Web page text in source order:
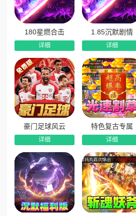
片等核心资源，日常发育全程不愁。
7、零氪开荒满配资源：主打零氪
领取海量开荒资源，散人轻松成型。
8、双线活动福利不停：线上、线
利不间断，全程满满回馈玩家。
180星燃合击
详细
1.85沉默剧情
详细
豪门足球风云
详细
特色复古专属
详细